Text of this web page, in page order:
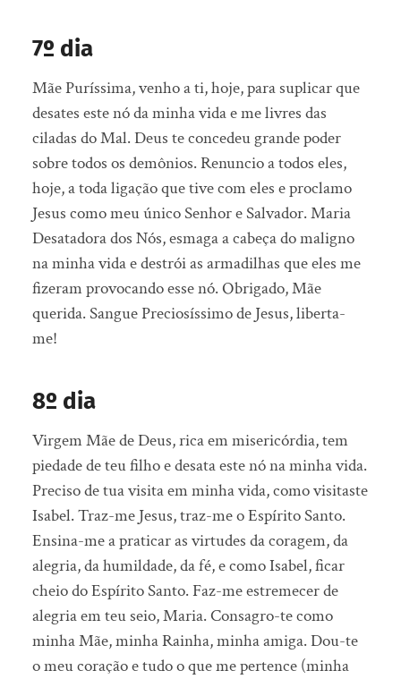
7º dia
Mãe Puríssima, venho a ti, hoje, para suplicar que
desates este nó da minha vida e me livres das
ciladas do Mal. Deus te concedeu grande poder
sobre todos os demônios. Renuncio a todos eles,
hoje, a toda ligação que tive com eles e proclamo
Jesus como meu único Senhor e Salvador. Maria
Desatadora dos Nós, esmaga a cabeça do maligno
na minha vida e destrói as armadilhas que eles me
fizeram provocando esse nó. Obrigado, Mãe
querida. Sangue Preciosíssimo de Jesus, liberta-
me!
8º dia
Virgem Mãe de Deus, rica em misericórdia, tem
piedade de teu filho e desata este nó na minha vida.
Preciso de tua visita em minha vida, como visitaste
Isabel. Traz-me Jesus, traz-me o Espírito Santo.
Ensina-me a praticar as virtudes da coragem, da
alegria, da humildade, da fé, e como Isabel, ficar
cheio do Espírito Santo. Faz-me estremecer de
alegria em teu seio, Maria. Consagro-te como
minha Mãe, minha Rainha, minha amiga. Dou-te
o meu coração e tudo o que me pertence (minha